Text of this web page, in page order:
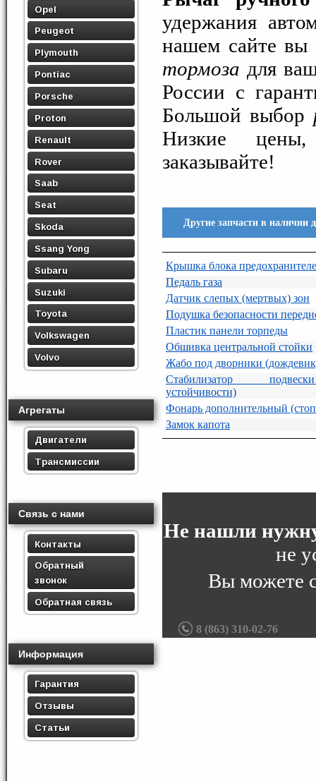
Opel
Peugeot
Plymouth
Pontiac
Porsche
Proton
Renault
Rover
Saab
Seat
Skoda
Ssang Yong
Subaru
Suzuki
Toyota
Volkswagen
Volvo
Агрегаты
Двигатели
Трансмиссии
Связь с нами
Контакты
Обратный
звонок
Обратная связь
Информация
Гарантия
Отзывы
Статьи
удержания
нашем сайте вы
тормоза для
России с
Большой выбор
Низкие цены,
заказывайте!
Другие запчасти в наличии
Крышка блока
Педаль газа
Датчик слепых (мертвых) зон
Подушка безопасности
Пластик панели торпеды
Обшивка центральной стойки
Жабо под дворники
Стабилизатор
устойчивости)
Фонарь дополнительный
Замок капота
Не нашли
не
Вы можете
8 (863) 310-02-76